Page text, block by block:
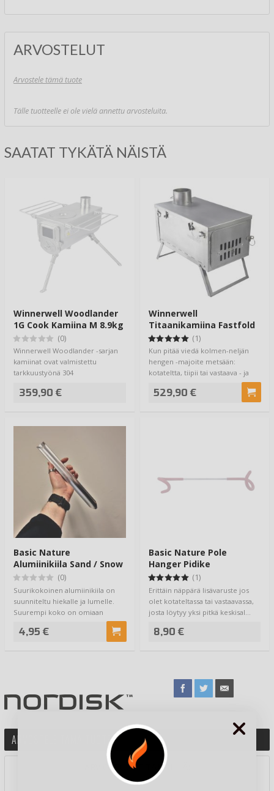
ARVOSTELUT
Arvostele tämä tuote
Tälle tuotteelle ei ole vielä annettu arvosteluita.
SAATAT TYKÄTÄ NÄISTÄ
Winnerwell Woodlander
1G Cook Kamiina M 8.9kg
(0)
Winnerwell Woodlander -sarjan
kamiinat ovat valmistettu
tarkkuustyönä 304
359,90 €
Winnerwell
Titaanikamiina Fastfold
1.98kg
(1)
Kun pitää viedä kolmen-neljän
hengen -majoite metsään:
kotateltta, tiipii tai vastaava - ja
529,90 €
Basic Nature
Alumiinikiila Sand / Snow
(0)
Suurikokoinen alumiinikiila on
suunniteltu hiekalle ja lumelle.
Suurempi koko on omiaan
4,95 €
Basic Nature Pole
Hanger Pidike
Keskisalkoon
(1)
Erittäin näppärä lisävaruste jos
olet kotateltassa tai vastaavassa,
josta löytyy yksi pitkä keskisal…
8,90 €
ARVOSTELE TÄMÄ TUOTE
ARVIOI TUOTE TÄHDILLÄ: